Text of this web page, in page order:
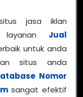
jasa iklan
layanan Jual
untuk anda
situs anda
Nomor
sangat efektif